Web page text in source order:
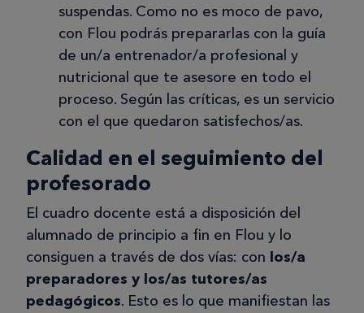
suspendas. Como no es moco de pavo,
con Flou podrás prepararlas con la guía
de un/a entrenador/a profesional y
nutricional que te asesore en todo el
proceso. Según las críticas, es un servicio
con el que quedaron satisfechos/as.
Calidad en el seguimiento del
profesorado
El cuadro docente está a disposición del
alumnado de principio a fin en Flou y lo
consiguen a través de dos vías: con los/a
preparadores y los/as tutores/as
pedagógicos. Esto es lo que manifiestan las